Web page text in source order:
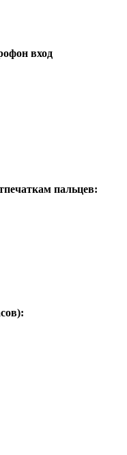
вход
пальцев: